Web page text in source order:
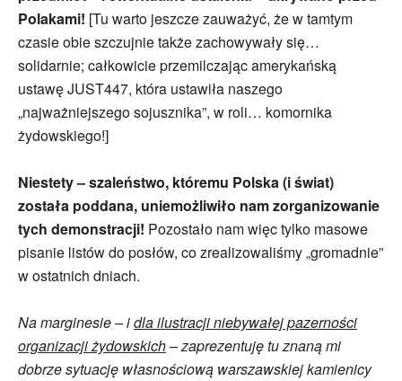
Polakami! [Tu warto jeszcze zauważyć, że w tamtym
czasie obie szczujnie także zachowywały się…
solidarnie; całkowicie przemilczając amerykańską
ustawę JUST447, która ustawiła naszego
„najważniejszego sojusznika”, w roli… komornika
żydowskiego!]
Niestety – szaleństwo, któremu Polska (i świat)
została poddana, uniemożliwiło nam zorganizowanie
tych demonstracji! Pozostało nam więc tylko masowe
pisanie listów do posłów, co zrealizowaliśmy „gromadnie”
w ostatnich dniach.
Na marginesie – idla ilustracji niebywałej pazerności
organizacji żydowskich– zaprezentuję tu znaną mi
dobrze sytuację własnościową warszawskiej kamienicy